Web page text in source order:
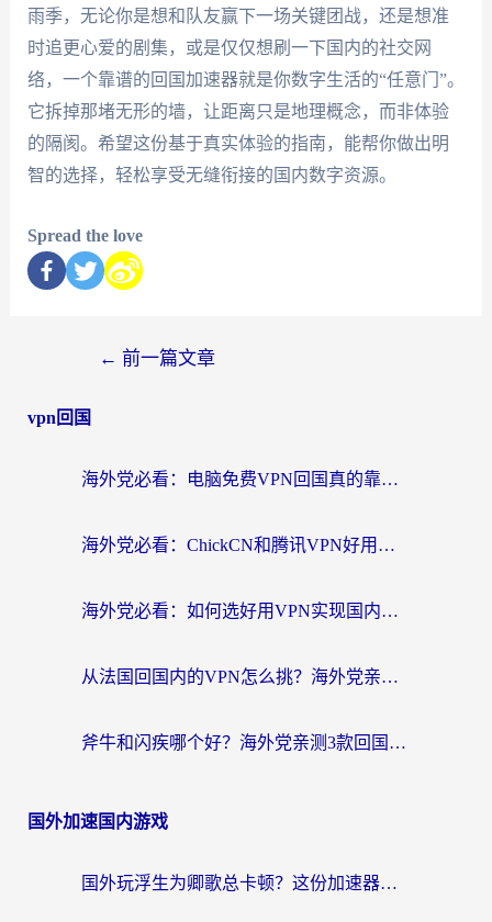
雨季，无论你是想和队友赢下一场关键团战，还是想准
时追更心爱的剧集，或是仅仅想刷一下国内的社交网
络，一个靠谱的回国加速器就是你数字生活的“任意门”。
它拆掉那堵无形的墙，让距离只是地理概念，而非体验
的隔阂。希望这份基于真实体验的指南，能帮你做出明
智的选择，轻松享受无缝衔接的国内数字资源。
Spread the love
← 前一篇文章
vpn回国
海外党必看：电脑免费VPN回国真的靠谱吗？附实测对比与最优方案指南
海外党必看：ChickCN和腾讯VPN好用吗？3招选对回国加速器，告别地区限制
海外党必看：如何选好用VPN实现国内资源无缝访问？从越南到全球都适用
从法国回国内的VPN怎么挑？海外党亲测：稳定、多端、安全才是关键
斧牛和闪疾哪个好？海外党亲测3款回国加速器，教你选到不踩坑的那一款
国外加速国内游戏
国外玩浮生为卿歌总卡顿？这份加速器选择指南帮你找回丝滑体验